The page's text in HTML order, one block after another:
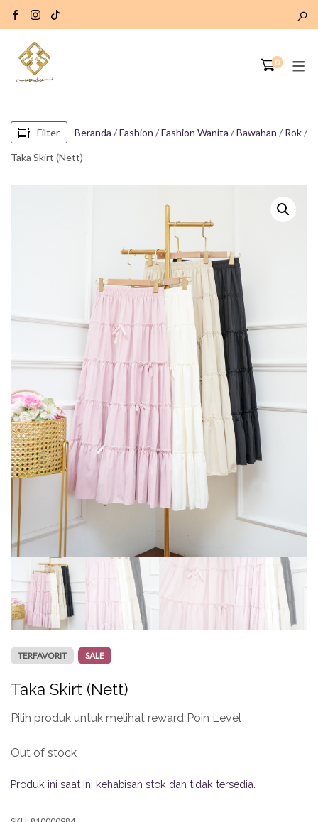
0
Filter Beranda /Fashion /Fashion Wanita /Bawahan / Rok/
Taka Skirt (Nett)
TERFAVORIT SALE
Taka Skirt (Nett)
Pilih produk untuk melihat reward Poin Level
Out of stock
Produk ini saat ini kehabisan stok dan tidak tersedia.